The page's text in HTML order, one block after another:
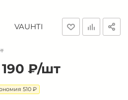
VAUHTI
190 ₽/шт
510 ₽